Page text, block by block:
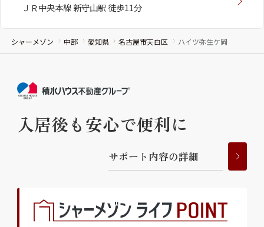
ＪＲ中央本線 新守山駅 徒歩11分
シャーメゾン 中部 愛知県 名古屋市天白区 ハイツ弥生ケ岡
入居後も安心で便利に
サポー ト 内容の詳細